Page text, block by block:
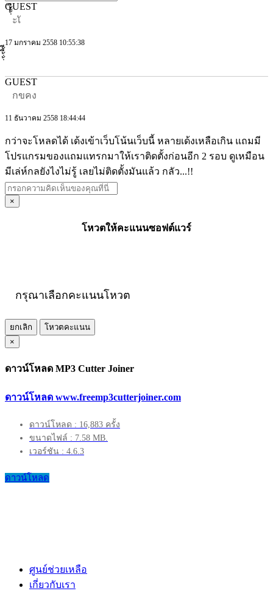
GUEST
่้้้ีะเั
17 มกราคม 2558 10:55:38
GUEST
กขคง
11 ธันวาคม 2558 18:44:44
กว่าจะโหลดได้ เด้งเข้าเว็บโน้นเว็บนี้ หลายเด้งเหลือเกิน แถมมี
โปรแกรมของแถมแทรกมาให้เราติดตั้งก่อนอีก 2 รอบ ดูเหมือน
มีเล่ห์กลยังไงไม่รู้ เลยไม่ติดตั้งมันแล้ว กลัว...!!
×
โหวตให้คะแนนซอฟต์แวร์
กรุณาเลือกคะแนนโหวต
ยกเลิก
โหวตคะแนน
×
ดาวน์โหลด MP3 Cutter Joiner
ดาวน์โหลด www.freemp3cutterjoiner.com
ดาวน์โหลด : 16,883 ครั้ง
ขนาดไฟล์ : 7.58 MB.
เวอร์ชัน : 4.6.3
ดาวน์โหลด
ศูนย์ช่วยเหลือ
เกี่ยวกับเรา